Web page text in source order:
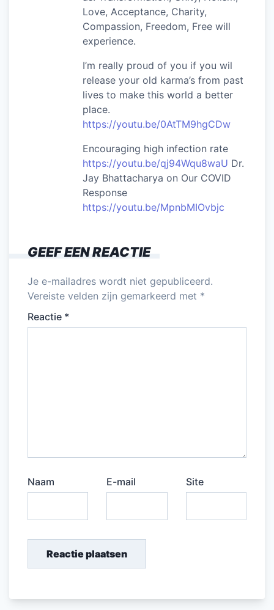
Love, Acceptance, Charity,
Compassion, Freedom, Free will
experience.
I’m really proud of you if you wil
release your old karma’s from past
lives to make this world a better
place.
https://youtu.be/0AtTM9hgCDw
Encouraging high infection rate
https://youtu.be/qj94Wqu8waU Dr.
Jay Bhattacharya on Our COVID
Response
https://youtu.be/MpnbMIOvbjc
GEEF EEN REACTIE
Je e-mailadres wordt niet gepubliceerd.
Vereiste velden zijn gemarkeerd met *
Reactie *
Naam E-mail Site